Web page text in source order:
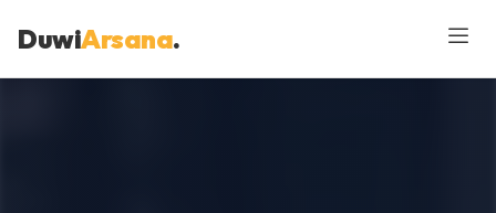
DuwiArsana.